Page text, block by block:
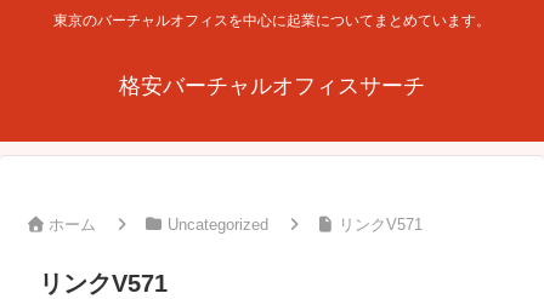
東京のバーチャルオフィスを中心に起業についてまとめています。
格安バーチャルオフィスサーチ
ホーム Uncategorized リンクV571
リンクV571